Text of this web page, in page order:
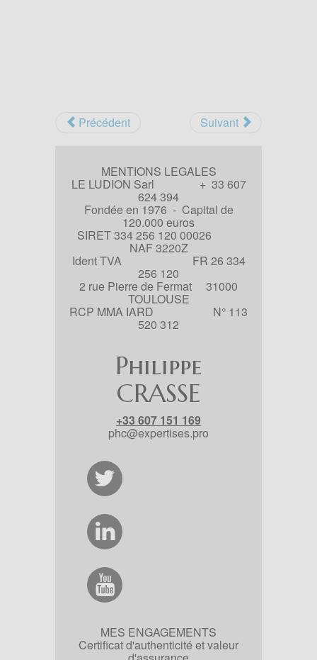
Précédent Suivant
MENTIONS LEGALES
LE LUDION Sarl + 33 607
624 394
Fondée en 1976 - Capital de
120.000 euros
SIRET 334 256 120 00026
NAF 3220Z
Ident TVA FR 26 334
256 120
2 rue Pierre de Fermat 31000
TOULOUSE
RCP MMA IARD N° 113
520 312
Philippe
CRASSE
+33 607 151 169
phc@expertises.pro
MES ENGAGEMENTS
Certificat d'authenticité et valeur